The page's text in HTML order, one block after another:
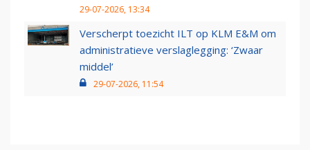
29-07-2026, 13:34
Verscherpt toezicht ILT op KLM E&M om
administratieve verslaglegging: ‘Zwaar
middel’
29-07-2026, 11:54